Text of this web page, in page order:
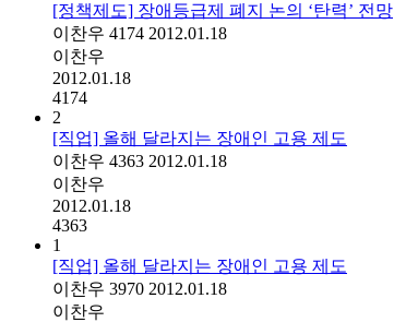
[정책제도] 장애등급제 폐지 논의 ‘탄력’ 전망
이찬우 4174 2012.01.18
이찬우
2012.01.18
4174
2
[직업] 올해 달라지는 장애인 고용 제도
이찬우 4363 2012.01.18
이찬우
2012.01.18
4363
1
[직업] 올해 달라지는 장애인 고용 제도
이찬우 3970 2012.01.18
이찬우